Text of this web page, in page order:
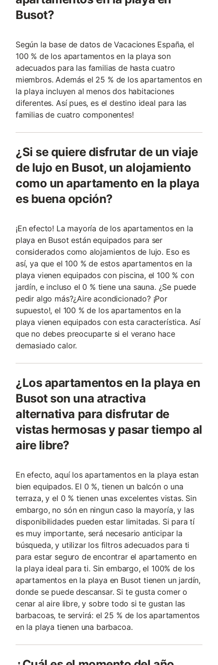
Busot?
Según la base de datos de Vacaciones España, el
100 % de los apartamentos en la playa son
adecuados para las familias de hasta cuatro
miembros. Además el 25 % de los apartamentos en
la playa incluyen al menos dos habitaciones
diferentes. Así pues, es el destino ideal para las
familias de cuatro componentes!
¿Si se quiere disfrutar de un viaje
de lujo en Busot, un alojamiento
como un apartamento en la playa
es buena opción?
¡En efecto! La mayoría de los apartamentos en la
playa en Busot están equipados para ser
considerados como alojamientos de lujo. Eso es
así, ya que el 100 % de estos apartamentos en la
playa vienen equipados con piscina, el 100 % con
jardín, e incluso el 0 % tiene una sauna. ¿Se puede
pedir algo más?¿Aire acondicionado? ¡Por
supuesto!, el 100 % de los apartamentos en la
playa vienen equipados con esta característica. Así
que no debes preocuparte si el verano hace
demasiado calor.
¿Los apartamentos en la playa en
Busot son una atractiva
alternativa para disfrutar de
vistas hermosas y pasar tiempo al
aire libre?
En efecto, aquí los apartamentos en la playa estan
bien equipados. El 0 %, tienen un balcón o una
terraza, y el 0 % tienen unas excelentes vistas. Sin
embargo, no són en ningun caso la mayoría, y las
disponibilidades pueden estar limitadas. Si para tí
es muy importante, será necesario anticipar la
búsqueda, y utilizar los filtros adecuados para ti
para estar seguro de encontrar el apartamento en
la playa ideal para ti. Sin embargo, el 100% de los
apartamentos en la playa en Busot tienen un jardín,
donde se puede descansar. Si te gusta comer o
cenar al aire libre, y sobre todo si te gustan las
barbacoas, te servirá: el 25 % de los apartamentos
en la playa tienen una barbacoa.